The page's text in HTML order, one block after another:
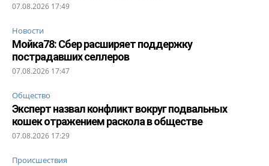
07.08.2026 17:49
Новости
Мойка78: Сбер расширяет поддержку
пострадавших селлеров
07.08.2026 17:47
Общество
Эксперт назвал конфликт вокруг подвальных
кошек отражением раскола в обществе
07.08.2026 17:29
Происшествия